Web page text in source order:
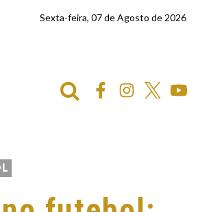
Sexta-feira, 07 de Agosto de 2026